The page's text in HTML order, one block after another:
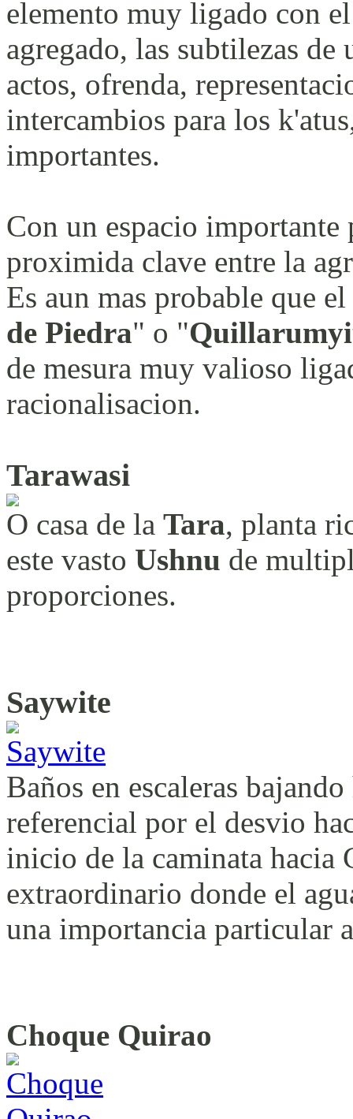
elemento muy ligado con
agregado, las subtilezas
actos, ofrenda,
intercambios para los
importantes.
Con un espacio importante
proximida clave entre la
Es aun mas probable que
de Piedra" o "
de mesura muy valioso
racionalisacion.
Tarawasi
O casa de la Tara, planta
este vasto Ushnu de
proporciones.
Saywite
Baños en escaleras
referencial por el desvio
inicio de la caminata hacia
extraordinario donde el
una importancia particular
Choque Quirao